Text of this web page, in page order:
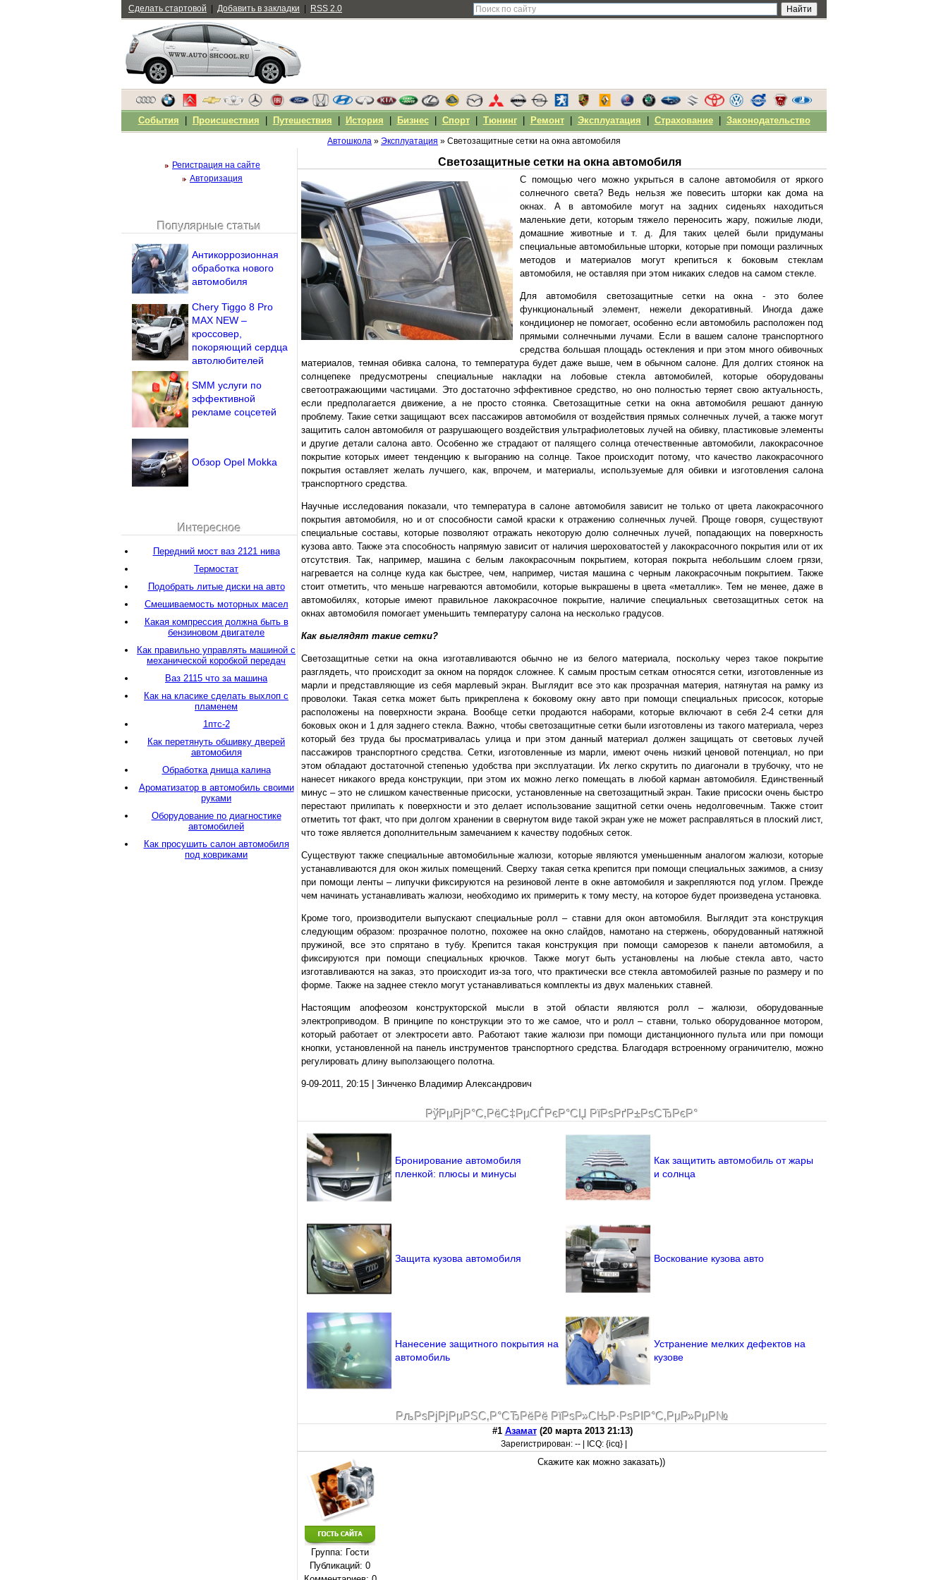
Автошкола » Эксплуатация » Светозащитные сетки на окна автомобиля
Светозащитные сетки на окна автомобиля
С помощью чего можно укрыться в салоне автомобиля от яркого
солнечного света? Ведь нельзя же повесить шторки как дома на
окнах. А в автомобиле могут на задних сиденьях находиться
маленькие дети, которым тяжело переносить жару, пожилые люди,
домашние животные и т. д. Для таких целей были придуманы
специальные автомобильные шторки, которые при помощи различных
методов и материалов могут крепиться к боковым стеклам
автомобиля, не оставляя при этом никаких следов на самом стекле.
Для автомобиля светозащитные сетки на окна - это более
функциональный элемент, нежели декоративный. Иногда даже
кондиционер не помогает, особенно если автомобиль расположен под
прямыми солнечными лучами. Если в вашем салоне транспортного
средства большая площадь остекления и при этом много обивочных
материалов, темная обивка салона, то температура будет даже выше, чем в обычном салоне. Для долгих стоянок на
солнцепеке предусмотрены специальные накладки на лобовые стекла автомобилей, которые оборудованы
светоотражающими частицами. Это достаточно эффективное средство, но оно полностью теряет свою актуальность,
если предполагается движение, а не просто стоянка. Светозащитные сетки на окна автомобиля решают данную
проблему. Такие сетки защищают всех пассажиров автомобиля от воздействия прямых солнечных лучей, а также могут
защитить салон автомобиля от разрушающего воздействия ультрафиолетовых лучей на обивку, пластиковые элементы
и другие детали салона авто. Особенно же страдают от палящего солнца отечественные автомобили, лакокрасочное
покрытие которых имеет тенденцию к выгоранию на солнце. Такое происходит потому, что качество лакокрасочного
покрытия оставляет желать лучшего, как, впрочем, и материалы, используемые для обивки и изготовления салона
транспортного средства.
Научные исследования показали, что температура в салоне автомобиля зависит не только от цвета лакокрасочного
покрытия автомобиля, но и от способности самой краски к отражению солнечных лучей. Проще говоря, существуют
специальные составы, которые позволяют отражать некоторую долю солнечных лучей, попадающих на поверхность
кузова авто. Также эта способность напрямую зависит от наличия шероховатостей у лакокрасочного покрытия или от их
отсутствия. Так, например, машина с белым лакокрасочным покрытием, которая покрыта небольшим слоем грязи,
нагревается на солнце куда как быстрее, чем, например, чистая машина с черным лакокрасочным покрытием. Также
стоит отметить, что меньше нагреваются автомобили, которые выкрашены в цвета «металлик». Тем не менее, даже в
автомобилях, которые имеют правильное лакокрасочное покрытие, наличие специальных светозащитных сеток на
окнах автомобиля помогает уменьшить температуру салона на несколько градусов.
Как выглядят такие сетки?
Светозащитные сетки на окна изготавливаются обычно не из белого материала, поскольку через такое покрытие
разглядеть, что происходит за окном на порядок сложнее. К самым простым сеткам относятся сетки, изготовленные из
марли и представляющие из себя марлевый экран. Выглядит все это как прозрачная материя, натянутая на рамку из
проволоки. Такая сетка может быть прикреплена к боковому окну авто при помощи специальных присосок, которые
расположены на поверхности экрана. Вообще сетки продаются наборами, которые включают в себя 2-4 сетки для
боковых окон и 1 для заднего стекла. Важно, чтобы светозащитные сетки были изготовлены из такого материала, через
который без труда бы просматривалась улица и при этом данный материал должен защищать от световых лучей
пассажиров транспортного средства. Сетки, изготовленные из марли, имеют очень низкий ценовой потенциал, но при
этом обладают достаточной степенью удобства при эксплуатации. Их легко скрутить по диагонали в трубочку, что не
нанесет никакого вреда конструкции, при этом их можно легко помещать в любой карман автомобиля. Единственный
минус – это не слишком качественные присоски, установленные на светозащитный экран. Такие присоски очень быстро
перестают прилипать к поверхности и это делает использование защитной сетки очень недолговечным. Также стоит
отметить тот факт, что при долгом хранении в свернутом виде такой экран уже не может расправляться в плоский лист,
что тоже является дополнительным замечанием к качеству подобных сеток.
Существуют также специальные автомобильные жалюзи, которые являются уменьшенным аналогом жалюзи, которые
устанавливаются для окон жилых помещений. Сверху такая сетка крепится при помощи специальных зажимов, а снизу
при помощи ленты – липучки фиксируются на резиновой ленте в окне автомобиля и закрепляются под углом. Прежде
чем начинать устанавливать жалюзи, необходимо их примерить к тому месту, на которое будет произведена установка.
Кроме того, производители выпускают специальные ролл – ставни для окон автомобиля. Выглядит эта конструкция
следующим образом: прозрачное полотно, похожее на окно слайдов, намотано на стержень, оборудованный натяжной
пружиной, все это спрятано в тубу. Крепится такая конструкция при помощи саморезов к панели автомобиля, а
фиксируются при помощи специальных крючков. Также могут быть установлены на любые стекла авто, часто
изготавливаются на заказ, это происходит из-за того, что практически все стекла автомобилей разные по размеру и по
форме. Также на заднее стекло могут устанавливаться комплекты из двух маленьких ставней.
Настоящим апофеозом конструкторской мысли в этой области являются ролл – жалюзи, оборудованные
электроприводом. В принципе по конструкции это то же самое, что и ролл – ставни, только оборудованное мотором,
который работает от электросети авто. Работают такие жалюзи при помощи дистанционного пульта или при помощи
кнопки, установленной на панель инструментов транспортного средства. Благодаря встроенному ограничителю, можно
регулировать длину выползающего полотна.
9-09-2011, 20:15 | Зинченко Владимир Александрович
РўРµРјР°С‚РёС‡РµСЃРєР°СЏ РїРѕРґР±РѕСЂРєР°
Бронирование автомобиля
пленкой: плюсы и минусы
Как защитить автомобиль от жары
и солнца
Защита кузова автомобиля Воскование кузова авто
Нанесение защитного покрытия на
автомобиль
Устранение мелких дефектов на
кузове
РљРѕРјРјРµРЅС‚Р°СЂРёРё РїРѕР»СЊР·РѕРІР°С‚РµР»РµР№
#1 Азамат(20 марта 2013 21:13)
Зарегистрирован: -- | ICQ: {icq} |
Группа: Гости
Публикаций: 0
Скажите как можно заказать))
Регистрация на сайте
Авторизация
Напомнить пароль?
Популярные статьи
Антикоррозионная
обработка нового
автомобиля
Chery Tiggo 8 Pro
MAX NEW –
кроссовер,
покоряющий сердца
автолюбителей
SMM услуги по
эффективной
рекламе соцсетей
Обзор Opel Mokka
Интересное
Передний мост ваз 2121 нива
Термостат
Подобрать литые диски на авто
Смешиваемость моторных масел
Какая компрессия должна быть в
бензиновом двигателе
Как правильно управлять машиной с
механической коробкой передач
Ваз 2115 что за машина
Как на класике сделать выхлоп с
пламенем
1птс-2
Как перетянуть обшивку дверей
автомобиля
Обработка днища калина
Ароматизатор в автомобиль своими
руками
Оборудование по диагностике
автомобилей
Как просушить салон автомобиля
под ковриками
Сделать стартовой Добавить в закладки RSS 2.0
События Происшествия Путешествия История Бизнес| Спорт| Тюнинг| Ремонт| Эксплуатация Страхование| Законодательство